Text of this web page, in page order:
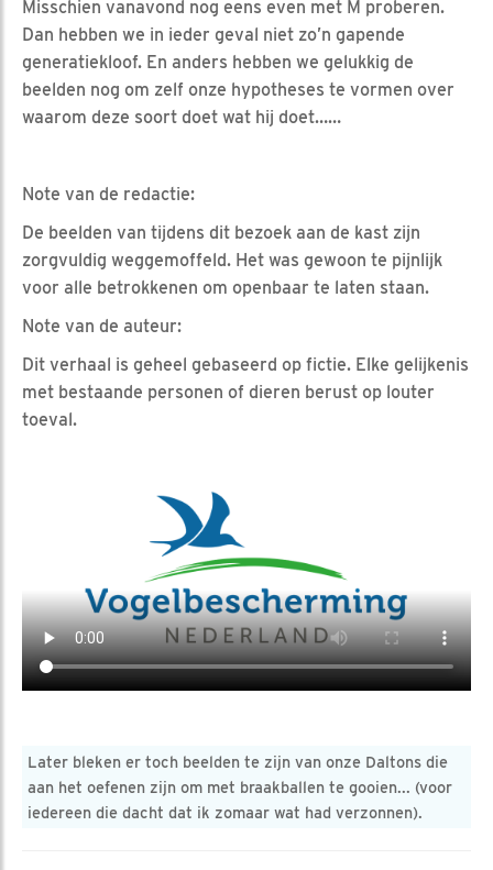
Misschien vanavond nog eens even met M proberen.
Dan hebben we in ieder geval niet zo’n gapende
generatiekloof. En anders hebben we gelukkig de
beelden nog om zelf onze hypotheses te vormen over
waarom deze soort doet wat hij doet……
Note van de redactie:
De beelden van tijdens dit bezoek aan de kast zijn
zorgvuldig weggemoffeld. Het was gewoon te pijnlijk
voor alle betrokkenen om openbaar te laten staan.
Note van de auteur:
Dit verhaal is geheel gebaseerd op fictie. Elke gelijkenis
met bestaande personen of dieren berust op louter
toeval.
Later bleken er toch beelden te zijn van onze Daltons die
aan het oefenen zijn om met braakballen te gooien... (voor
iedereen die dacht dat ik zomaar wat had verzonnen).